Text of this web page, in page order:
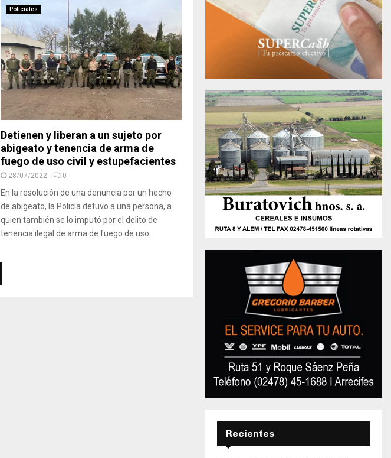
Policiales
Detienen y liberan a un sujeto por
abigeato y tenencia de arma de
fuego de uso civil y estupefacientes
28/07/2022 0
En la resolución de una denuncia por un hecho
de abigeato, la Policía detuvo a una persona, a
quien también se lo imputó por el delito de
tenencia ilegal de arma de fuego de uso...
Recientes